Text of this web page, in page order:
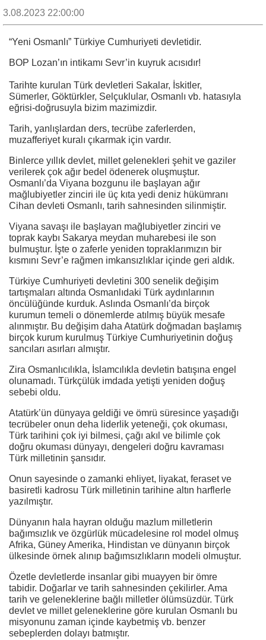
3.08.2023 22:00:00
“Yeni Osmanlı” Türkiye Cumhuriyeti devletidir.
BOP Lozan’ın intikamı Sevr’in kuyruk acısıdır!
Tarihte kurulan Türk devletleri Sakalar, İskitler,
Sümerler, Göktürkler, Selçuklular, Osmanlı vb. hatasıyla
eğrisi-doğrusuyla bizim mazimizdir.
Tarih, yanlışlardan ders, tecrübe zaferlerden,
muzafferiyet kuralı çıkarmak için vardır.
Binlerce yıllık devlet, millet gelenekleri şehit ve gaziler
verilerek çok ağır bedel ödenerek oluşmuştur.
Osmanlı’da Viyana bozgunu ile başlayan ağır
mağlubiyetler zinciri ile üç kıta yedi deniz hükümranı
Cihan devleti Osmanlı, tarih sahnesinden silinmiştir.
Viyana savaşı ile başlayan mağlubiyetler zinciri ve
toprak kaybı Sakarya meydan muharebesi ile son
bulmuştur. İşte o zaferle yeniden topraklarımızın bir
kısmını Sevr’e rağmen imkansızlıklar içinde geri aldık.
Türkiye Cumhuriyeti devletini 300 senelik değişim
tartışmaları altında Osmanlıdaki Türk aydınlarının
öncülüğünde kurduk. Aslında Osmanlı’da birçok
kurumun temeli o dönemlerde atılmış büyük mesafe
alınmıştır. Bu değişim daha Atatürk doğmadan başlamış
birçok kurum kurulmuş Türkiye Cumhuriyetinin doğuş
sancıları asırları almıştır.
Zira Osmanlıcılıkla, İslamcılıkla devletin batışına engel
olunamadı. Türkçülük imdada yetişti yeniden doğuş
sebebi oldu.
Atatürk’ün dünyaya geldiği ve ömrü süresince yaşadığı
tecrübeler onun deha liderlik yeteneği, çok okuması,
Türk tarihini çok iyi bilmesi, çağı akıl ve bilimle çok
doğru okuması dünyayı, dengeleri doğru kavraması
Türk milletinin şansıdır.
Onun sayesinde o zamanki ehliyet, liyakat, feraset ve
basiretli kadrosu Türk milletinin tarihine altın harflerle
yazılmıştır.
Dünyanın hala hayran olduğu mazlum milletlerin
bağımsızlık ve özgürlük mücadelesine rol model olmuş
Afrika, Güney Amerika, Hindistan ve dünyanın birçok
ülkesinde örnek alınıp bağımsızlıkların modeli olmuştur.
Özetle devletlerde insanlar gibi muayyen bir ömre
tabidir. Doğarlar ve tarih sahnesinden çekilirler. Ama
tarih ve geleneklerine bağlı milletler ölümsüzdür. Türk
devlet ve millet geleneklerine göre kurulan Osmanlı bu
misyonunu zaman içinde kaybetmiş vb. benzer
sebeplerden dolayı batmıştır.